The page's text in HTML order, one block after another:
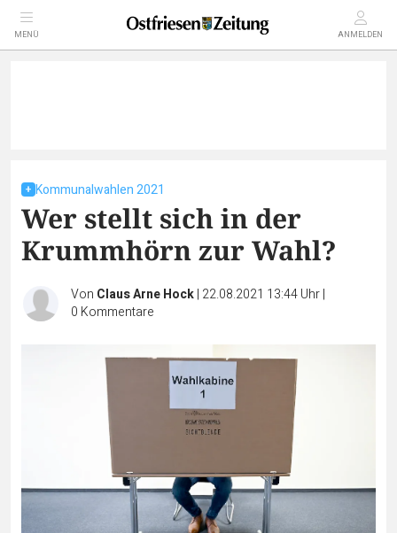
MENÜ ANMELDEN
Kommunalwahlen 2021
Wer stellt sich in der
Krummhörn zur Wahl?
Von Claus Arne Hock| 22.08.2021 13:44 Uhr|
0 Kommentare